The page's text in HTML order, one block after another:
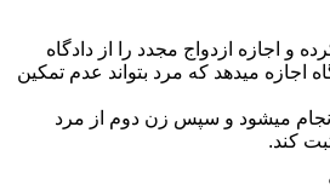
و اجازه ازدواج مجدد را از دادگاه
اجازه میدهد که مرد بتواند عدم تمکین
میشود و سپس زن دوم از مرد
کند.